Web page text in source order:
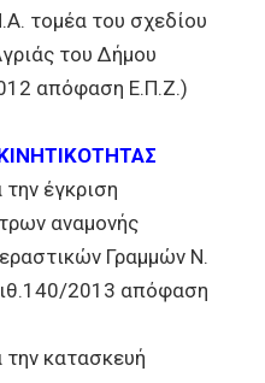
τομέα του σχεδίου
του Δήμου
απόφαση Ε.Π.Ζ.)
έγκριση
αναμονής
Γραμμών Ν.
2013 απόφαση
κατασκευή